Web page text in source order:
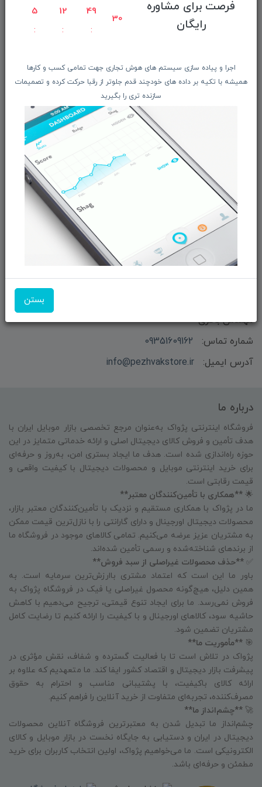
فرصت برای مشاوره
رایگان
5 12 49
30
اجرا و پیاده سازی سیستم های هوش تجاری جهت تمامی کسب و کارها
همیشه با تکیه بر داده های خودچند قدم جلوتر از رقبا حرکت کرده و تصمیمات
سازنده تری را بگیرید
بستن
راهنمای ثبت سفارش
معرفـــی همکــاران
ویتریــن فروشگـــاه
درباره ما بیشتر بدانید
از تخفیف‌ها و جدیدترین‌های فروشگاه ما باخبر شوید:
ثبت‌نام
ما را در شبکه‌های اجتماعی دنبال کنید:
بازرگانی و فروش محصولات MSI ماتریکس - جناب آقای
مهندس باقری
شماره تماس:
09351609162
آدرس ایمیل:
info@pezhvakstore.ir
درباره ما
فروشگاه اینترنتی پژواک به‌عنوان مرجع تخصصی بازار موبایل ایران با
هدف تأمین و فروش کالای دیجیتال اصلی و ارائه خدماتی متمایز در این
حوزه راه‌اندازی شده است. هدف ما ایجاد بستری امن، به‌روز و حرفه‌ای
برای خرید اینترنتی موبایل و محصولات دیجیتال با کیفیت واقعی و
قیمت رقابتی است.
🌟 **همکاری با تأمین‌کنندگان معتبر**
ما در پژواک با همکاری مستقیم و نزدیک با تأمین‌کنندگان معتبر بازار،
محصولات دیجیتال اورجینال و دارای گارانتی را با نازل‌ترین قیمت ممکن
به مشتریان عزیز عرضه می‌کنیم. تمامی کالاهای موجود در فروشگاه ما
از برندهای شناخته‌شده و رسمی تأمین شده‌اند.
✅ **حذف محصولات غیراصلی از سبد فروش**
باور ما این است که اعتماد مشتری باارزش‌ترین سرمایه است. به
همین دلیل، هیچ‌گونه محصول غیراصلی یا فیک در فروشگاه پژواک به
فروش نمی‌رسد. ما برای ایجاد تنوع قیمتی، ترجیح می‌دهیم با کاهش
حاشیه سود، کالاهای اورجینال و با کیفیت را ارائه کنیم تا رضایت کامل
مشتریان تضمین شود.
🎯 **مأموریت ما**
پژواک در تلاش است تا با فعالیت گسترده و شفاف، نقش مؤثری در
پیشرفت بازار دیجیتال و اقتصاد کشور ایفا کند. ما متعهدیم که علاوه بر
ارائه کالای باکیفیت، با پشتیبانی مناسب و احترام به حقوق
مصرف‌کننده، تجربه‌ای متفاوت از خرید آنلاین را فراهم کنیم.
🚀 **چشم‌انداز ما**
چشم‌انداز ما تبدیل شدن به معتبرترین فروشگاه آنلاین محصولات
دیجیتال در ایران و دستیابی به جایگاه نخست در بازار موبایل و کالای
الکترونیکی است. ما می‌خواهیم پژواک، اولین انتخاب کاربران برای خرید
مطمئن و حرفه‌ای باشد.